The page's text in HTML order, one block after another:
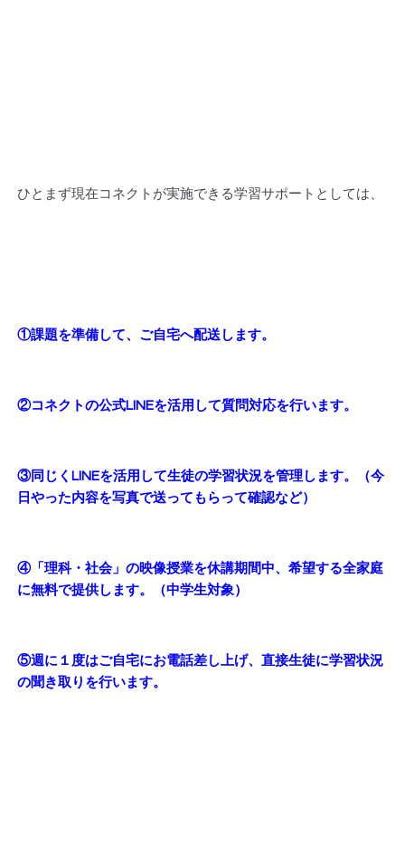
ひとまず現在コネクトが実施できる学習サポートとしては、
①課題を準備して、ご自宅へ配送します。
②コネクトの公式LINEを活用して質問対応を行います。
③同じくLINEを活用して生徒の学習状況を管理します。（今
日やった内容を写真で送ってもらって確認など）
④「理科・社会」の映像授業を休講期間中、希望する全家庭
に無料で提供します。（中学生対象）
⑤週に１度はご自宅にお電話差し上げ、直接生徒に学習状況
の聞き取りを行います。